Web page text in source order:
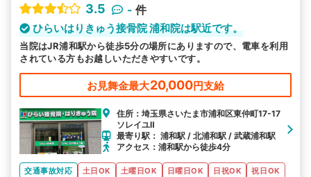
3.5
- 件
ひらいはりきゅう接骨院 浦和院は駅近です。
当院はJR浦和駅から徒歩5分の場所にありますので、電車を利用
されている方もお越しいただきやすいです。
お見舞金最大20,000円支給
住所：埼玉県さいたま市浦和区東仲町17-17
ソレイユⅡ
最寄り駅： 浦和駅 / 北浦和駅 / 武蔵浦和駅
アクセス：浦和駅から徒歩4分
交通事故対応 土日OK 土曜日OK 日曜日OK 日祝OK
祝日OK